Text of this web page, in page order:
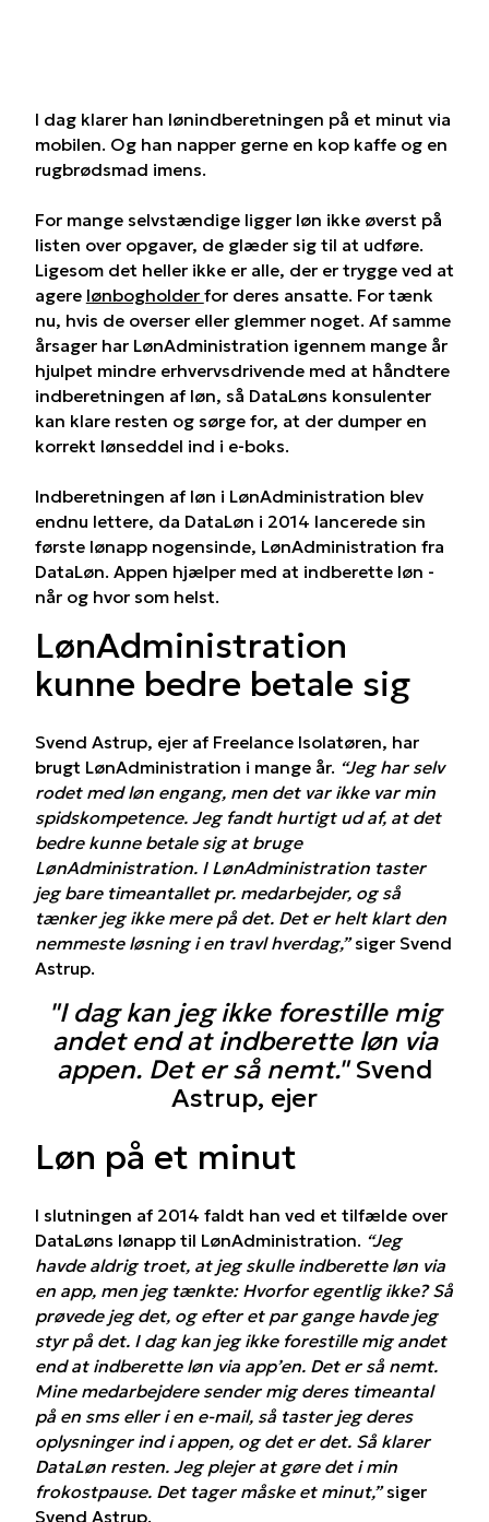
I dag klarer han lønindberetningen på et minut via
mobilen. Og han napper gerne en kop kaffe og en
rugbrødsmad imens.
For mange selvstændige ligger løn ikke øverst på
listen over opgaver, de glæder sig til at udføre.
Ligesom det heller ikke er alle, der er trygge ved at
agere lønbogholder for deres ansatte. For tænk
nu, hvis de overser eller glemmer noget. Af samme
årsager har LønAdministration igennem mange år
hjulpet mindre erhvervsdrivende med at håndtere
indberetningen af løn, så DataLøns konsulenter
kan klare resten og sørge for, at der dumper en
korrekt lønseddel ind i e-boks.
Indberetningen af løn i LønAdministration blev
endnu lettere, da DataLøn i 2014 lancerede sin
første lønapp nogensinde, LønAdministration fra
DataLøn. Appen hjælper med at indberette løn -
når og hvor som helst.
LønAdministration
kunne bedre betale sig
Svend Astrup, ejer af Freelance Isolatøren, har
brugt LønAdministration i mange år. “Jeg har selv
rodet med løn engang, men det var ikke var min
spidskompetence. Jeg fandt hurtigt ud af, at det
bedre kunne betale sig at bruge
LønAdministration. I LønAdministration taster
jeg bare timeantallet pr. medarbejder, og så
tænker jeg ikke mere på det. Det er helt klart den
nemmeste løsning i en travl hverdag,”siger Svend
Astrup.
"I dag kan jeg ikke forestille mig
andet end at indberette løn via
appen. Det er så nemt."Svend
Astrup, ejer
Løn på et minut
I slutningen af 2014 faldt han ved et tilfælde over
DataLøns lønapp til LønAdministration. “Jeg
havde aldrig troet, at jeg skulle indberette løn via
en app, men jeg tænkte: Hvorfor egentlig ikke? Så
prøvede jeg det, og efter et par gange havde jeg
styr på det. I dag kan jeg ikke forestille mig andet
end at indberette løn via app’en. Det er så nemt.
Mine medarbejdere sender mig deres timeantal
på en sms eller i en e-mail, så taster jeg deres
oplysninger ind i appen, og det er det. Så klarer
DataLøn resten. Jeg plejer at gøre det i min
frokostpause. Det tager måske et minut,”siger
Svend Astrup.